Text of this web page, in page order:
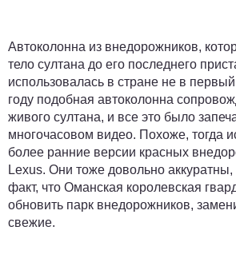
Автоколонна из внедорожников,
тело султана до его последнего
использовалась в стране не в
году подобная автоколонна
живого султана, и все это было
многочасовом видео. Похоже, тогда
более ранние версии красных
Lexus. Они тоже довольно
факт, что Оманская королевская
обновить парк внедорожников,
свежие.